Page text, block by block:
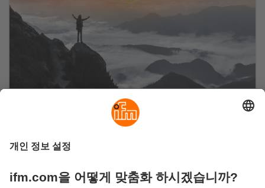
영감을 주는 모든 산업 분야의 어플리케이션 리포트, 사
비용을 성공적으로 절감하는 방법을 보여줍니다. 동시